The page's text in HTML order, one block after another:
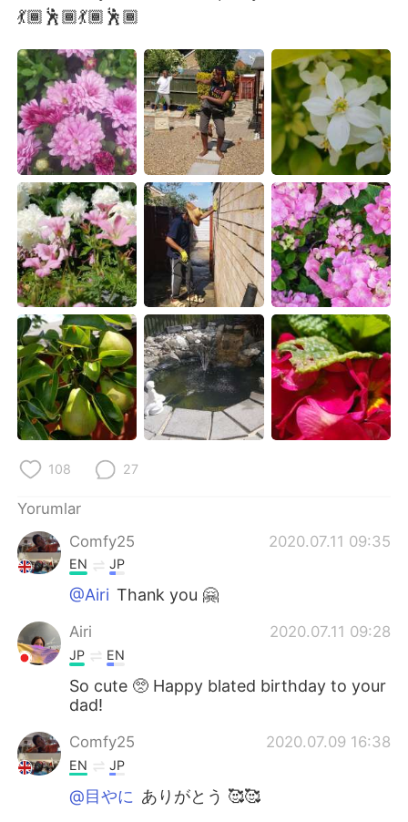
Português
💃🏾🕺🏾💃🏾🕺🏾
108 27
Yorumlar
Comfy25
2020.07.11 09:35
EN JP
@Airi Thank you 🤗
Airi 2020.07.11 09:28
JP EN
So cute 🥺 Happy blated birthday to your
dad!
Comfy25 2020.07.09 16:38
EN JP
@目やに ありがとう 🥰🥰